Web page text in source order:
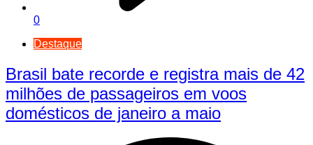
0
Destaque
Brasil bate recorde e registra mais de 42
milhões de passageiros em voos
domésticos de janeiro a maio